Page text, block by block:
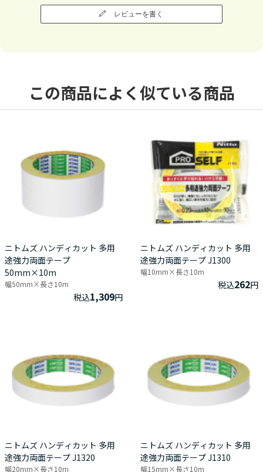
レビューを書く
この商品によく似ている商品
ニトムズ ハンディカット 多用
途強力両面テープ
50mm×10m
幅50mm×長さ10m
税込1,309円
ニトムズ ハンディカット 多用
途強力両面テープ J1300
幅10mm×長さ10m
税込262円
ニトムズ ハンディカット 多用
途強力両面テープ J1320
幅20mm×長さ10m
ニトムズ ハンディカット 多用
途強力両面テープ J1310
幅15mm×長さ10m